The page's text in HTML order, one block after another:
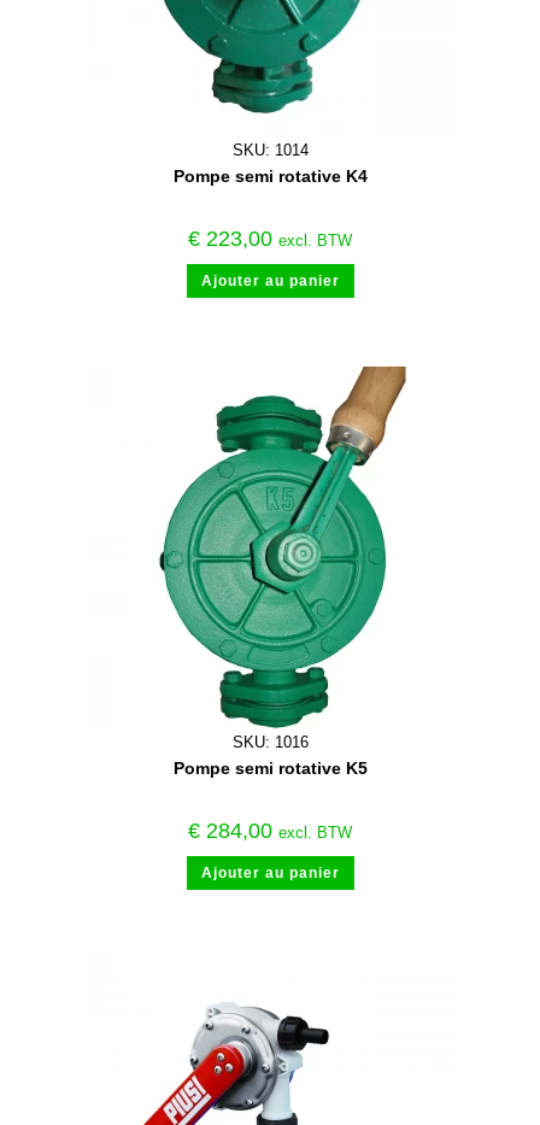
SKU: 1014
Pompe semi rotative K4
€ 223,00 excl. BTW
Ajouter au panier
SKU: 1016
Pompe semi rotative K5
€ 284,00 excl. BTW
Ajouter au panier